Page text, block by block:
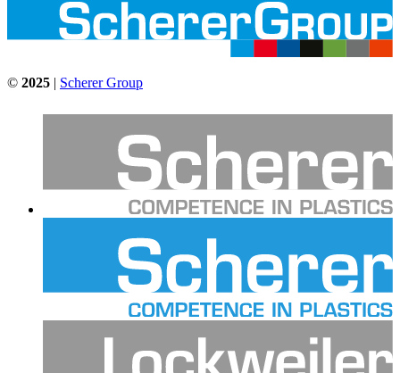
© 2025 | Scherer Group